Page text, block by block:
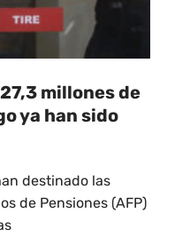
millones de
ya han sido
destinado las
de Pensiones (AFP)